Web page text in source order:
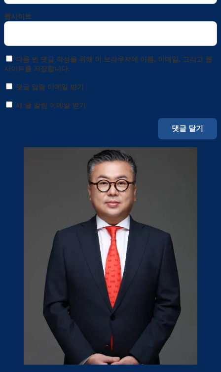
웹사이트
다음 번 댓글 작성을 위해 이 브라우저에 이름, 이메일, 그리고 웹
사이트를 저장합니다.
댓글 알림 이메일 받기
새 글 알림 이메일 받기